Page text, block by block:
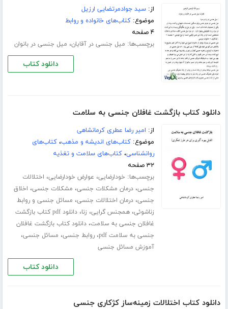
از:سید جوادمرتضایی ارزیل
موضوع:کتاب‌های خانواده و روابط
۴ صفحه
برچسب‌ها: میل جنسی در آقایان، میل جنسی در بانوان
دانلود کتاب
دانلود کتاب بازگشت غافلان جنسی به سلامت
از: امیر رضا عطری کرمانشاهی
موضوع:کتاب‌های اندیشه و مذهب،کتاب‌های
روانشناسی،کتاب‌های سلامت و تغذیه
۳۲ صفحه
برچسب‌ها: خودارضایی، عوارض خودارضایی، اختلالات
جنسی،درمان مشکلات جنسی، مشکلات جنسی، اخلاق
جنسی،درمان اختلالات جنسی، مسائل جنسی و روابط
زناشوئی،همجنس گرایی، زنا،
دانلود pdf کتاب بازگشت
غافلان جنسی به سلامت،دانلود کتاب بازگشت غافلان
جنسی به سلامت pdf
،روابط جنسی، مسائل جنسی،
آموزش مسائل جنسی
دانلود کتاب
دانلود کتاب اختلالات زمینه‌ساز کژکاری جنسی